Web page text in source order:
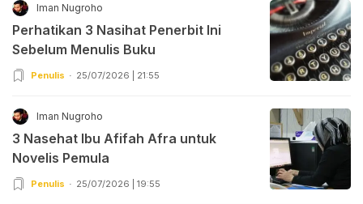
Iman Nugroho
Perhatikan 3 Nasihat Penerbit Ini
Sebelum Menulis Buku
Penulis 25/07/2026 | 21:55
Iman Nugroho
3 Nasehat Ibu Afifah Afra untuk
Novelis Pemula
Penulis 25/07/2026 | 19:55